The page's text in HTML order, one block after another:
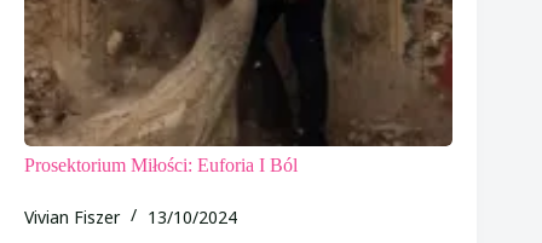
Prosektorium Miłości: Euforia I Ból
Vivian Fiszer 13/10/2024